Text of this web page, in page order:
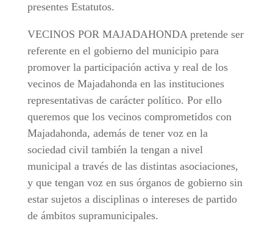
presentes Estatutos.
VECINOS POR MAJADAHONDA pretende ser
referente en el gobierno del municipio para
promover la participación activa y real de los
vecinos de Majadahonda en las instituciones
representativas de carácter político. Por ello
queremos que los vecinos comprometidos con
Majadahonda, además de tener voz en la
sociedad civil también la tengan a nivel
municipal a través de las distintas asociaciones,
y que tengan voz en sus órganos de gobierno sin
estar sujetos a disciplinas o intereses de partido
de ámbitos supramunicipales.